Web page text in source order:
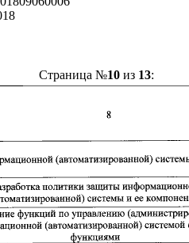
Страница №10из 13: